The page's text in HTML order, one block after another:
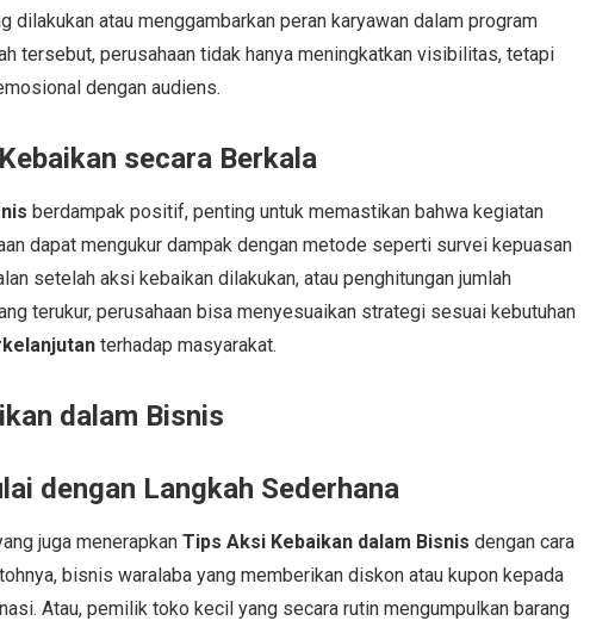
dilakukan atau menggambarkan peran karyawan dalam program
tersebut, perusahaan tidak hanya meningkatkan visibilitas, tetapi
dengan audiens.
secara Berkala
berdampak positif, penting untuk memastikan bahwa kegiatan
dapat mengukur dampak dengan metode seperti survei kepuasan
setelah aksi kebaikan dilakukan, atau penghitungan jumlah
terukur, perusahaan bisa menyesuaikan strategi sesuai kebutuhan
terhadap masyarakat.
dalam Bisnis
dengan Langkah Sederhana
juga menerapkan Tips Aksi Kebaikan dalam Bisnis dengan cara
bisnis waralaba yang memberikan diskon atau kupon kepada
Atau, pemilik toko kecil yang secara rutin mengumpulkan barang